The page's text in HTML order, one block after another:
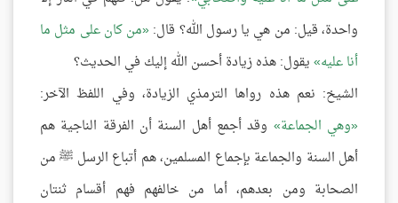
واحدة، قيل: من هي يا رسول الله؟ قال: من كان على مثل ما
أنا عليه يقول: هذه زيادة أحسن الله إليك في الحديث؟
الشيخ: نعم هذه رواها الترمذي الزيادة، وفي اللفظ الآخر:
وهي الجماعة
وقد أجمع أهل السنة أن الفرقة الناجية هم
أهل السنة والجماعة بإجماع المسلمين، هم أتباع الرسل ﷺ من
الصحابة ومن بعدهم، أما من خالفهم فهم أقسام ثنتان